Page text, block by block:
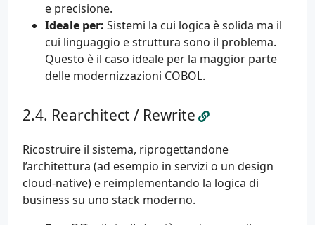
e precisione.
Ideale per: Sistemi la cui logica è solida ma il
cui linguaggio e struttura sono il problema.
Questo è il caso ideale per la maggior parte
delle modernizzazioni COBOL.
Rearchitect / Rewrite
Ricostruire il sistema, riprogettandone
l’architettura (ad esempio in servizi o un design
cloud-native) e reimplementando la logica di
business su uno stack moderno.